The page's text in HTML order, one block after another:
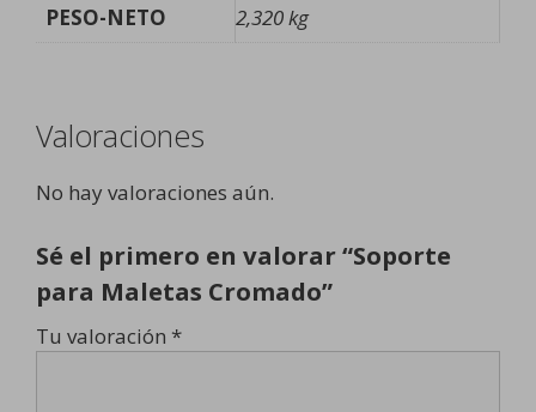
PESO-NETO 2,320 kg
Valoraciones
No hay valoraciones aún.
Sé el primero en valorar “Soporte
para Maletas Cromado”
Tu valoración *